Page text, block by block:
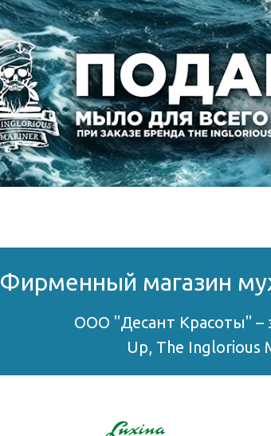
ООО "Десант Красоты" –
Up, The Inglorious
Фирменный магазин